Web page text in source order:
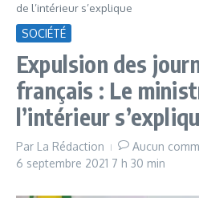
de l’intérieur s’explique
SOCIÉTÉ
Expulsion des
français : Le
l’intérieur
Par La Rédaction
Aucun
6 septembre 2021 7 h 30 min